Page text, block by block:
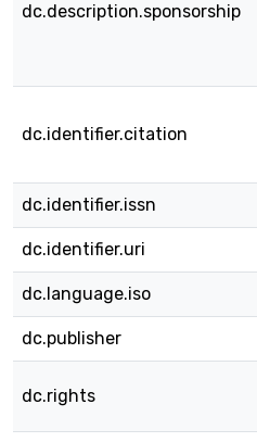
dc.description.sponsorship
dc.identifier.citation
dc.identifier.issn
dc.identifier.uri
dc.language.iso
dc.publisher
dc.rights